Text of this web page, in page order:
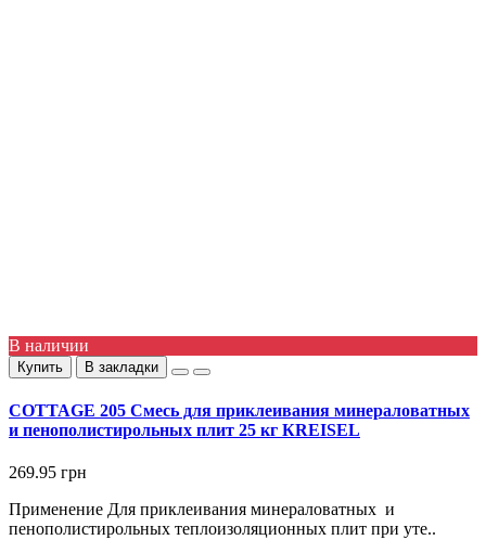
В наличии
Купить В закладки
COTTAGE 205 Смесь для приклеивания минераловатных
и пенополистирольных плит 25 кг КREISEL
269.95 грн
Применение Для приклеивания минераловатных и
пенополистирольных теплоизоляционных плит при уте..